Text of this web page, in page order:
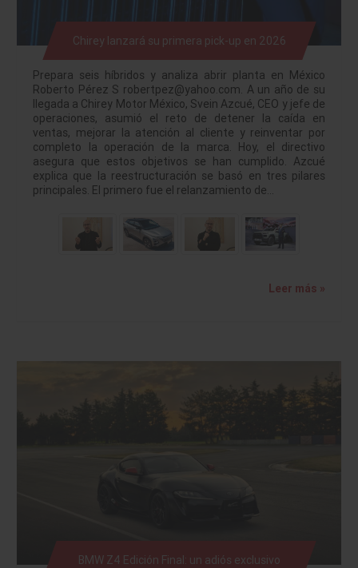
Chirey lanzará su primera pick-up en 2026
Prepara seis híbridos y analiza abrir planta en México
Roberto Pérez S robertpez@yahoo.com. A un año de su
llegada a Chirey Motor México, Svein Azcué, CEO y jefe de
operaciones, asumió el reto de detener la caída en
ventas, mejorar la atención al cliente y reinventar por
completo la operación de la marca. Hoy, el directivo
asegura que estos objetivos se han cumplido. Azcué
explica que la reestructuración se basó en tres pilares
principales. El primero fue el relanzamiento de…
Leer más »
BMW Z4 Edición Final: un adiós exclusivo